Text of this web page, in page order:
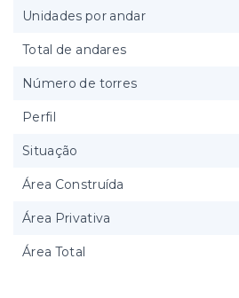
Unidades por andar
Total de andares
Número de torres
Perfil
Situação
Área Construída
Área Privativa
Área Total